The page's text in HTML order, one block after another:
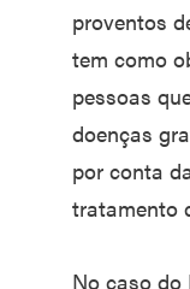
proventos
tem como
pessoas
doenças
por conta
tratamento
No caso do